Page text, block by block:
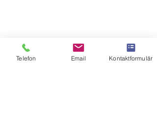
Telefon Email Kontaktformulär